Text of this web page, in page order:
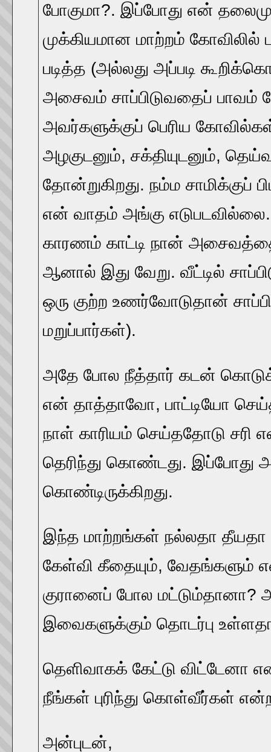
போகுமா?. இப்போது என்
முக்கியமான மாற்றம் கோவிலில்
படித்த (அல்லது அப்படி
அசைவம் சாப்பிடுவதைப் பாவம்
அவர்களுக்குப் பெரிய
அழகுடனும், சக்தியுடனும்,
தோன்றுகிறது. நம்ம சாமிக்குப்
என் வாதம் அங்கு
காரணம் காட்டி நான்
ஆனால் இது வேறு. வீட்டில்
ஒரு குற்ற உணர்வோடுதான்
மறுப்பார்கள்).
அதே போல நீத்தார் கடன்
என் தாத்தாவோ, பாட்டியோ
நாள் காரியம் செய்ததோடு சரி
தெரிந்து கொண்டது. இப்போது
கொண்டிருக்கிறது.
இந்த மாற்றங்கள் நல்லதா
கேள்வி கீதையும், வேதங்களும்
குரானைப் போல மட்டும்தானா?
இவைகளுக்கும் தொடர்பு
தெளிவாகக் கேட்டு விட்டேனா
நீங்கள் புரிந்து கொள்வீர்கள்
அன்புடன்,